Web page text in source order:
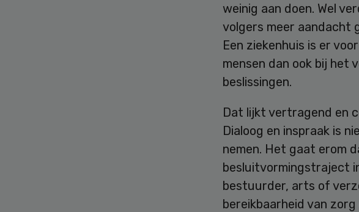
weinig aan doen. Wel
volgers meer aandacht
Een ziekenhuis is er
mensen dan ook bij het
beslissingen.
Dat lijkt vertragend en
Dialoog en inspraak is
nemen. Het gaat erom
besluitvormingstraject
bestuurder, arts of
bereikbaarheid van